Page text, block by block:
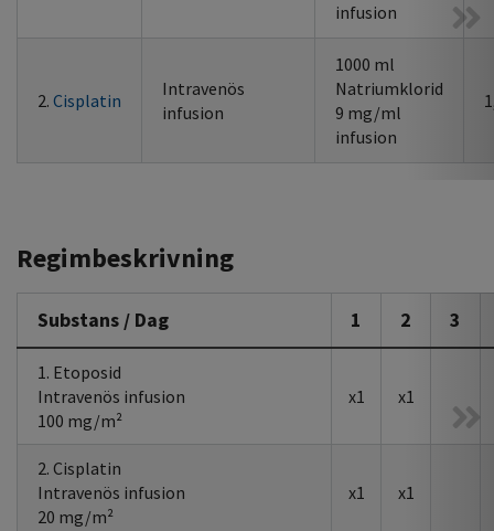
infusion
2. Cisplatin
Intravenös
infusion
1000 ml
Natriumklorid
9 mg/ml
infusion
Regimbeskrivning
Substans / Dag 1 2 3
1. Etoposid
Intravenös infusion
100 mg/m²
x1 x1
2. Cisplatin
Intravenös infusion
20 mg/m²
x1 x1